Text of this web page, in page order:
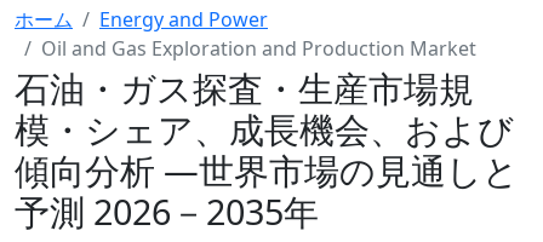
ホーム
Energy and Power
Oil and Gas Exploration and Production Market
石油・ガス探査・生産市場規
模・シェア、成長機会、および
傾向分析 ―世界市場の見通しと
予測 2026－2035年